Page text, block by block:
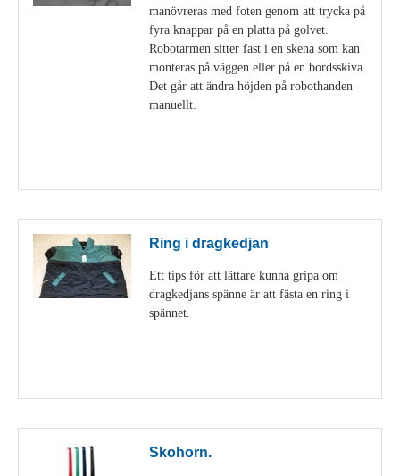
manövreras med foten genom att trycka på
fyra knappar på en platta på golvet.
Robotarmen sitter fast i en skena som kan
monteras på väggen eller på en bordsskiva.
Det går att ändra höjden på robothanden
manuellt.
Ring i dragkedjan
Ett tips för att lättare kunna gripa om
dragkedjans spänne är att fästa en ring i
spännet.
Skohorn.